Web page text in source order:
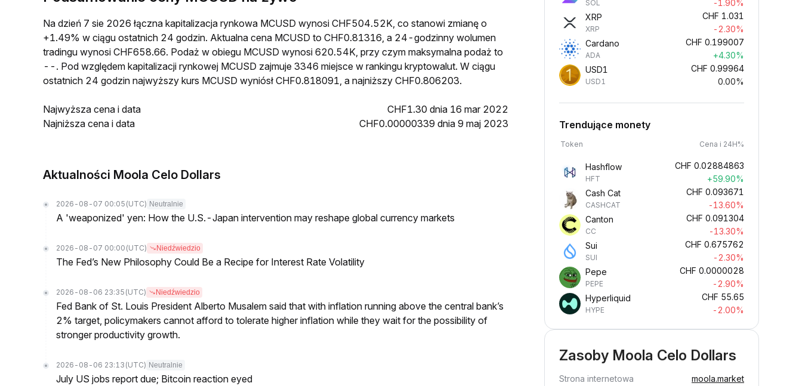
Na dzień 7 sie 2026 łączna kapitalizacja rynkowa MCUSD wynosi CHF504.52K, co stanowi zmianę o
+1.49% w ciągu ostatnich 24 godzin. Aktualna cena MCUSD to CHF0.81316, a 24-godzinny wolumen
tradingu wynosi CHF658.66. Podaż w obiegu MCUSD wynosi 620.54K, przy czym maksymalna podaż to
--. Pod względem kapitalizacji rynkowej MCUSD zajmuje 3346 miejsce w rankingu kryptowalut. W ciągu
ostatnich 24 godzin najwyższy kurs MCUSD wyniósł CHF0.818091, a najniższy CHF0.806203.
Najwyższa cena i data
CHF1.30 dnia 16 mar 2022
Najniższa cena i data
CHF0.00000339 dnia 9 maj 2023
Aktualności Moola Celo Dollars
2026-08-07 00:05 (UTC) Neutralnie
A 'weaponized' yen: How the U.S.-Japan intervention may reshape global currency markets
2026-08-07 00:00 (UTC) Niedźwiedzio
The Fed’s New Philosophy Could Be a Recipe for Interest Rate Volatility
2026-08-06 23:35 (UTC) Niedźwiedzio
Fed Bank of St. Louis President Alberto Musalem said that with inflation running above the central bank’s
2% target, policymakers cannot afford to tolerate higher inflation while they wait for the possibility of
stronger productivity growth.
2026-08-06 23:13 (UTC) Neutralnie
July US jobs report due; Bitcoin reaction eyed
SOL
-1.90%
XRP
XRP
CHF 1.031
-2.30%
Cardano
ADA
CHF 0.199007
+4.30%
USD1
USD1
CHF 0.99964
0.00%
Trendujące monety
Token Cena i 24H%
Hashflow
HFT
CHF 0.02884863
+59.90%
Cash Cat
CASHCAT
CHF 0.093671
-13.60%
Canton
CC
CHF 0.091304
-13.30%
Sui
SUI
CHF 0.675762
-2.30%
Pepe
PEPE
CHF 0.0000028
-2.90%
Hyperliquid
HYPE
CHF 55.65
-2.00%
Zasoby Moola Celo Dollars
Strona internetowa
moola.market